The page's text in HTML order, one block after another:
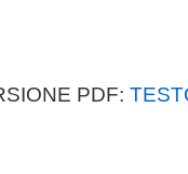
PDF: